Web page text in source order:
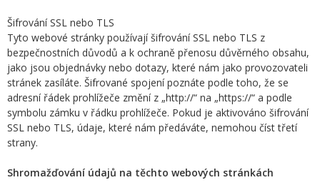
Šifrování SSL nebo TLS
Tyto webové stránky používají šifrování SSL nebo TLS z
bezpečnostních důvodů a k ochraně přenosu důvěrného obsahu,
jako jsou objednávky nebo dotazy, které nám jako provozovateli
stránek zasíláte. Šifrované spojení poznáte podle toho, že se
adresní řádek prohlížeče změní z „http://“ na „https://“ a podle
symbolu zámku v řádku prohlížeče. Pokud je aktivováno šifrování
SSL nebo TLS, údaje, které nám předáváte, nemohou číst třetí
strany.
Shromažďování údajů na těchto webových stránkách